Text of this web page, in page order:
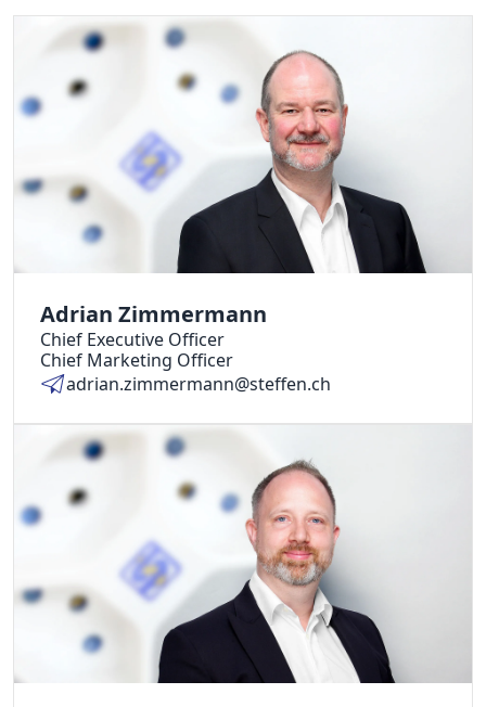
Adrian Zimmermann
Chief Executive Officer
Chief Marketing Officer
adrian.zimmermann@steffen.ch